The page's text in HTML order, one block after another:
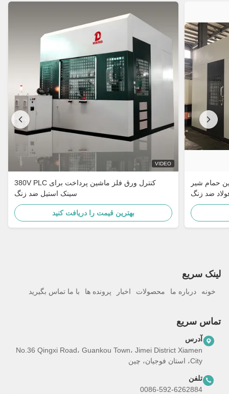
VIDEO
380V PLC کنترل ورق فلز ماشین پرداخت برای
سینک استیل ضد زنگ
بهترین قیمت را دریافت کنید
حمام شیر
ضد زنگ
لینک سریع
خونه درباره ما محصولات اخبار پرونده ها با ما تماس بگیرید
تماس سریع
آدرس
No.36 Qingxi Road، Guankou Town، Jimei District Xiamen
City، استان فوجیان، چین
تلفن
0086-592-6262884